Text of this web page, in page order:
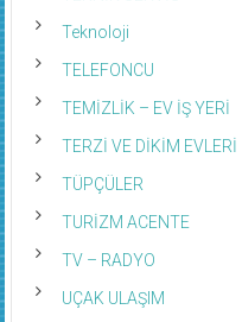
Teknoloji
TELEFONCU
TEMİZLİK – EV İŞ YERİ
TERZİ VE DİKİM EVLERİ
TÜPÇÜLER
TURİZM ACENTE
TV – RADYO
UÇAK ULAŞIM